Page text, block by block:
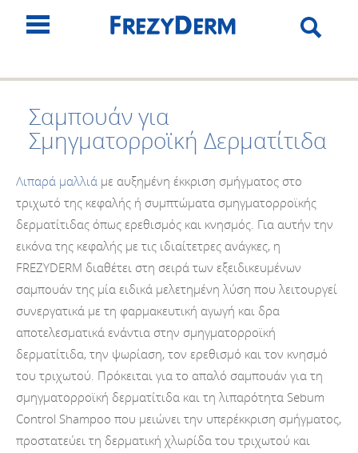
Σαμπουάν για
Σμηγματορροϊκή Δερματίτιδα
Λιπαρά μαλλιά με αυξημένη έκκριση σμήγματος στο
τριχωτό της κεφαλής ή συμπτώματα σμηγματορροϊκής
δερματίτιδας όπως ερεθισμός και κνησμός. Για αυτήν την
εικόνα της κεφαλής με τις ιδιαίτετρες ανάγκες, η
FREZYDERM διαθέτει στη σειρά των εξειδικευμένων
σαμπουάν της μία ειδικά μελετημένη λύση που λειτουργεί
συνεργατικά με τη φαρμακευτική αγωγή και δρα
αποτελεσματικά ενάντια στην σμηγματορροϊκή
δερματίτιδα, την ψωρίαση, τον ερεθισμό και τον κνησμό
του τριχωτού. Πρόκειται για το απαλό σαμπουάν για τη
σμηγματορροϊκή δερματίτιδα και τη λιπαρότητα Sebum
Control Shampoo που μειώνει την υπερέκκριση σμήγματος,
προστατεύει τη δερματική χλωρίδα του τριχωτού και